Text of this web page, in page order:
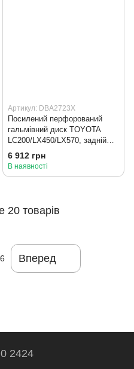
Артикул: DBA2723X
Посилений перфорований
гальмівний диск TOYOTA
LC200/LX450/LX570, задній
(DBA2723X)
6 912 грн
В наявності
20 товарів
Вперед
2424